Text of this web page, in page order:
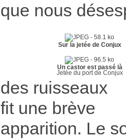
que nous
Sur la jetée de Conjux
Un castor est passé là
Jetée du port de Conjux
des ruisseaux
fit une brève
apparition. Le